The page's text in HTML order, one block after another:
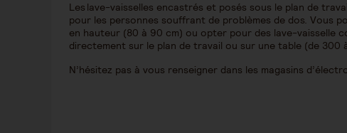
Les lave-vaisselles encastrés et posés sous le plan de
pour les personnes souffrant de problèmes de dos. Vous
en hauteur (80 à 90 cm) ou opter pour des lave-vaisselle
directement sur le plan de travail ou sur une table (de 300
N’hésitez pas à vous renseigner dans les magasins